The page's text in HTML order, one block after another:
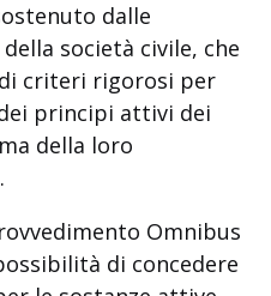
dalle
società civile, che
criteri rigorosi per
principi attivi dei
della loro
Omnibus
di concedere